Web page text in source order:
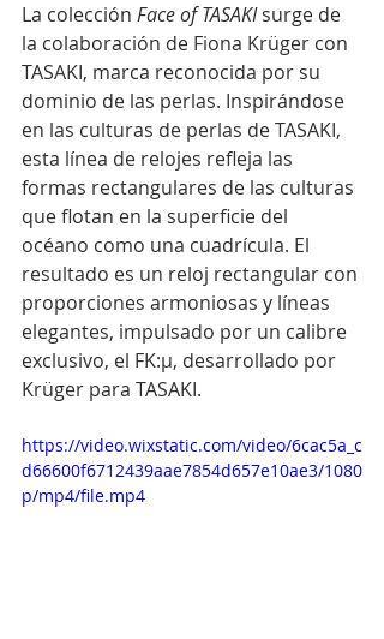
La colección Face of TASAKI surge de
la colaboración de Fiona Krüger con
TASAKI, marca reconocida por su
dominio de las perlas. Inspirándose
en las culturas de perlas de TASAKI,
esta línea de relojes refleja las
formas rectangulares de las culturas
que flotan en la superficie del
océano como una cuadrícula. El
resultado es un reloj rectangular con
proporciones armoniosas y líneas
elegantes, impulsado por un calibre
exclusivo, el FK:μ, desarrollado por
Krüger para TASAKI.
https://video.wixstatic.com/video/6cac5a_c
d66600f6712439aae7854d657e10ae3/1080
p/mp4/file.mp4